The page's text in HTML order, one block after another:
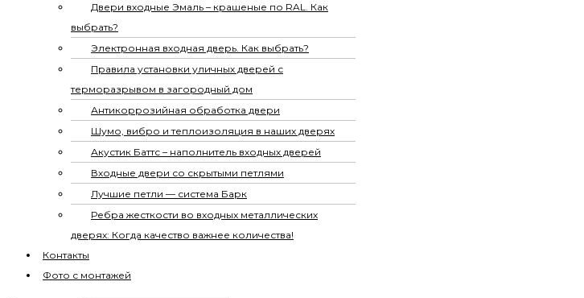
Двери входные Эмаль – крашеные по RAL. Как
выбрать?
Электронная входная дверь. Как выбрать?
Правила установки уличных дверей с
терморазрывом в загородный дом
Антикоррозийная обработка двери
Шумо, вибро и теплоизоляция в наших дверях
Акустик Баттс – наполнитель входных дверей
Входные двери со скрытыми петлями
Лучшие петли — система Барк
Ребра жесткости во входных металлических
дверях: Когда качество важнее количества!
Контакты
Фото с монтажей